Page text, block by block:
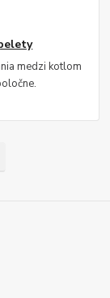
medzi kotlom